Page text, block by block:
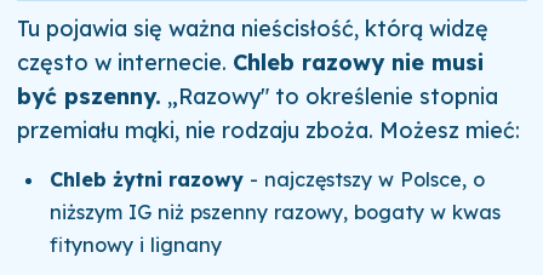
Tu pojawia się ważna nieścisłość, którą widzę
często w internecie. Chleb razowy nie musi
być pszenny. „Razowy" to określenie stopnia
przemiału mąki, nie rodzaju zboża. Możesz mieć:
Chleb żytni razowy - najczęstszy w Polsce, o
niższym IG niż pszenny razowy, bogaty w kwas
fitynowy i lignany